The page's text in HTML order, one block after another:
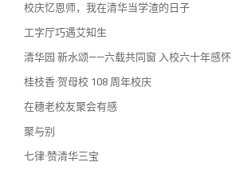
校庆忆恩师，我在清华当学渣的日子
工字厅巧遇艾知生
清华园 新水颂——六载共同窗 入校六十年感怀
桂枝香·贺母校 108 周年校庆
在穗老校友聚会有感
聚与别
七律·赞清华三宝